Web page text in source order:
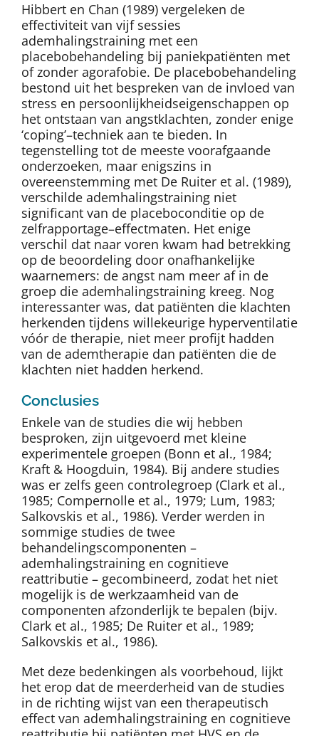
Hibbert en Chan (1989) vergeleken de
effectiviteit van vijf sessies
ademhalingstraining met een
placebobehandeling bij paniekpatiënten met
of zonder agorafobie. De placebobehandeling
bestond uit het bespreken van de invloed van
stress en persoonlijkheidseigenschappen op
het ontstaan van angstklachten, zonder enige
‘coping’–techniek aan te bieden. In
tegenstelling tot de meeste voorafgaande
onderzoeken, maar enigszins in
overeenstemming met De Ruiter et al. (1989),
verschilde ademhalingstraining niet
significant van de placeboconditie op de
zelfrapportage–effectmaten. Het enige
verschil dat naar voren kwam had betrekking
op de beoordeling door onafhankelijke
waarnemers: de angst nam meer af in de
groep die ademhalingstraining kreeg. Nog
interessanter was, dat patiënten die klachten
herkenden tijdens willekeurige hyperventilatie
vóór de therapie, niet meer profijt hadden
van de ademtherapie dan patiënten die de
klachten niet hadden herkend.
Conclusies
Enkele van de studies die wij hebben
besproken, zijn uitgevoerd met kleine
experimentele groepen (Bonn et al., 1984;
Kraft & Hoogduin, 1984). Bij andere studies
was er zelfs geen controlegroep (Clark et al.,
1985; Compernolle et al., 1979; Lum, 1983;
Salkovskis et al., 1986). Verder werden in
sommige studies de twee
behandelingscomponenten –
ademhalingstraining en cognitieve
reattributie – gecombineerd, zodat het niet
mogelijk is de werkzaamheid van de
componenten afzonderlijk te bepalen (bijv.
Clark et al., 1985; De Ruiter et al., 1989;
Salkovskis et al., 1986).
Met deze bedenkingen als voorbehoud, lijkt
het erop dat de meerderheid van de studies
in de richting wijst van een therapeutisch
effect van ademhalingstraining en cognitieve